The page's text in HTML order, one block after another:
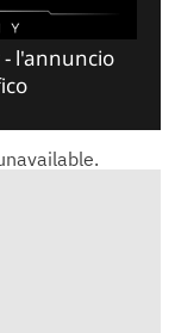
l'annuncio